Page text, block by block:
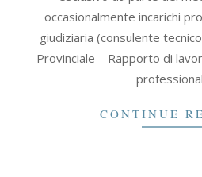
occasionalmente incarichi
giudiziaria (consulente
Provinciale – Rapporto di
CONTINUE